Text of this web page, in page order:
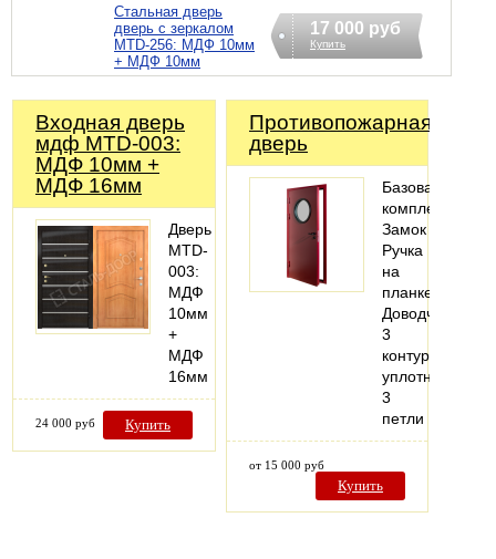
Стальная дверь
дверь с зеркалом
MTD-256: МДФ 10мм
+ МДФ 10мм
17 000 руб
Купить
Входная дверь
мдф MTD-003:
МДФ 10мм +
МДФ 16мм
Дверь
MTD-
003:
МДФ
10мм
+
МДФ
16мм
24 000 руб Купить
Противопожарная
дверь
Базовая
комплектация:
Замок
Ручка
на
планке
Доводчик
3
контура
уплотнения
3
петли
от 15 000 руб
Купить